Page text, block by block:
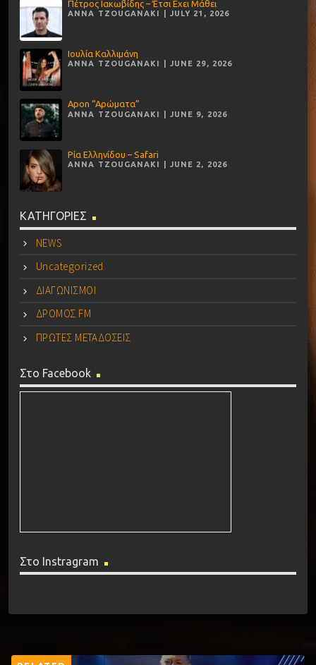
Πέτρος Ιακωβίδης – Έτσι Εχει Μάθει
ANNA TZOUGANAKI | JULY 21, 2026
Ιουλία Καλλιμάνη
ANNA TZOUGANAKI | JUNE 29, 2026
Apon “Αρώματα”
ANNA TZOUGANAKI | JUNE 9, 2026
Ρία Ελληνίδου – Safari
ANNA TZOUGANAKI | JUNE 2, 2026
ΚΑΤΗΓΟΡΙΕΣ
NEWS
Uncategorized
ΔΙΑΓΩΝΙΣΜΟΙ
ΔΡΟΜΟΣ FM
ΠΡΩΤΕΣ ΜΕΤΑΔΟΣΕΙΣ
Στο Facebook
Στο Instragram